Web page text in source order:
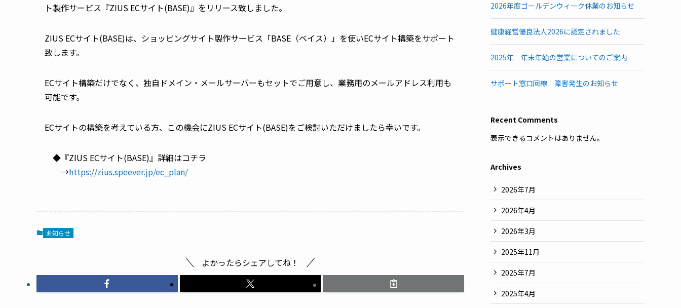
ト製作サービス『ZIUS ECサイト(BASE)』をリリース致しました。
ZIUS ECサイト(BASE)は、ショッピングサイト製作サービス「BASE（ベイス）」を使いECサイト構築をサポート
致します。
ECサイト構築だけでなく、独自ドメイン・メールサーバーもセットでご用意し、業務用のメールアドレス利用も
可能です。
ECサイトの構築を考えている方、この機会にZIUS ECサイト(BASE)をご検討いただけましたら幸いです。
◆『ZIUS ECサイト(BASE)』詳細はコチラ
└→https://zius.speever.jp/ec_plan/
お知らせ
よかったらシェアしてね！
2026年度ゴールデンウィーク休業のお知らせ
健康経営優良法人2026に認定されました
2025年 年末年始の営業についてのご案内
サポート窓口回線 障害発生のお知らせ
Recent Comments
表示できるコメントはありません。
Archives
2026年7月
2026年4月
2026年3月
2025年11月
2025年7月
2025年4月